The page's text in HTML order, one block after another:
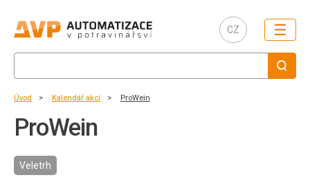
CZ ☰
Úvod Kalendář akcí ProWein
ProWein
Veletrh